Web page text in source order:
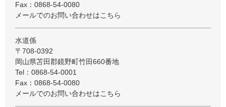
Fax：0868-54-0080
メールでのお問い合わせはこちら
水道係
〒708-0392
岡山県苫田郡鏡野町竹田660番地
Tel：0868-54-0001
Fax：0868-54-0080
メールでのお問い合わせはこちら